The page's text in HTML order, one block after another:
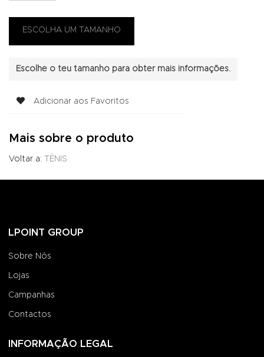
Escolhe o teu tamanho para obter mais informações.
Adicionar aos Favoritos
Mais sobre o produto
Voltar a: TÉNIS
LPOINT GROUP
Sobre Nós
Lojas
Campanhas
Contactos
INFORMAÇÃO LEGAL